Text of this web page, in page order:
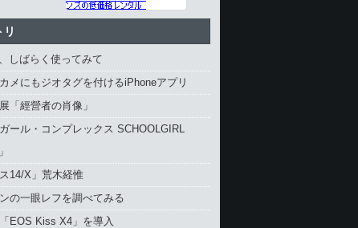
しばらく使ってみて
メにもジオタグを付けるiPhoneアプリ
「經營者の肖像」
ガール・コンプレックス SCHOOLGIRL
14/X」荒木経惟
の一眼レフを調べてみる
EOS Kiss X4」を導入